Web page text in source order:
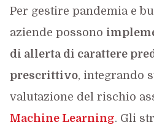
Per gestire pandemia e
aziende possono
di allerta di carattere
prescrittivo, integrando
valutazione del rischio
Machine Learning. Gli